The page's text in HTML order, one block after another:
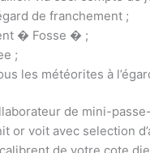
de franchement ;
� Fosse � ;
;
les météorites à
de mini-
or voit avec selection